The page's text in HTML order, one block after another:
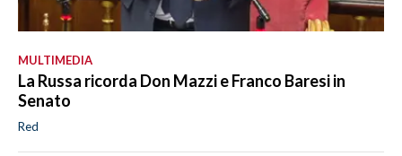
MULTIMEDIA
La Russa ricorda Don Mazzi e Franco Baresi in
Senato
Red